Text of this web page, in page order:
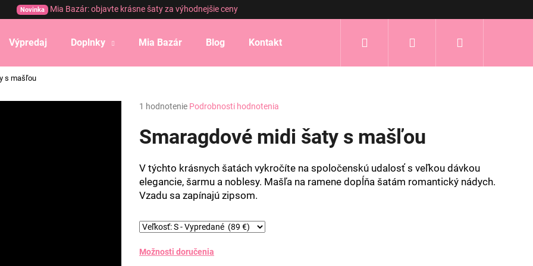
Novinka Mia Bazár: objavte krásne šaty za výhodnejšie ceny
Výpredaj Doplnky Mia Bazár Blog Kontakt Prihlásenie
s mašľou
Priemerné
produktu
je
5
hviezdičiek.
1 hodnotenie Podrobnosti hodnotenia
Smaragdové midi šaty s mašľou
V týchto krásnych šatách vykročíte na spoločenskú udalosť s veľkou dávkou
elegancie, šarmu a noblesy. Mašľa na ramene dopĺňa šatám romantický nádych.
Vzadu sa zapínajú zipsom.
Možnosti doručenia
Čo potrebujete nájsť?
HĽADAŤ